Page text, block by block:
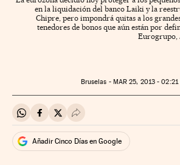
en la liquidación del banco Laiki y la
Chipre, pero impondrá quitas a los
tenedores de bonos que aún están por
Eurogrupo,
Bruselas - MAR 25, 2013 - 02:21
Compartir en Whatsapp
Compartir en Facebook
Compartir en Twitter
Desplegar Redes Sociales
Añadir Cinco Días en Google